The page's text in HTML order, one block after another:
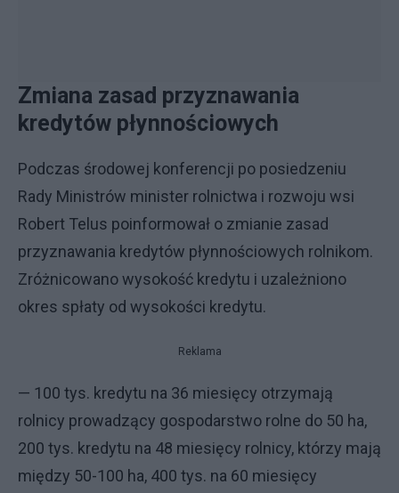
Zmiana zasad przyznawania
kredytów płynnościowych
Podczas środowej konferencji po posiedzeniu
Rady Ministrów minister rolnictwa i rozwoju wsi
Robert Telus poinformował o zmianie zasad
przyznawania kredytów płynnościowych rolnikom.
Zróżnicowano wysokość kredytu i uzależniono
okres spłaty od wysokości kredytu.
Reklama
— 100 tys. kredytu na 36 miesięcy otrzymają
rolnicy prowadzący gospodarstwo rolne do 50 ha,
200 tys. kredytu na 48 miesięcy rolnicy, którzy mają
między 50-100 ha, 400 tys. na 60 miesięcy